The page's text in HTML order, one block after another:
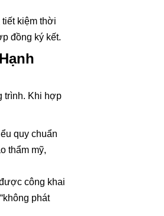
kiệm thời
đồng ký kết.
trình. Khi hợp
quy chuẩn
thẩm mỹ,
công khai
phát